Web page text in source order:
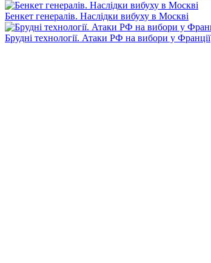
Бенкет генералів. Наслідки вибуху в Москві
Брудні технології. Атаки РФ на вибори у Франції